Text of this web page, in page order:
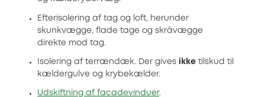
Efterisolering af tag og loft, herunder
skunkvægge, flade tage og skråvægge
direkte mod tag.
Isolering af terrændæk. Der gives ikke tilskud til
kældergulve og krybekælder.
Udskiftning af facadevinduer.